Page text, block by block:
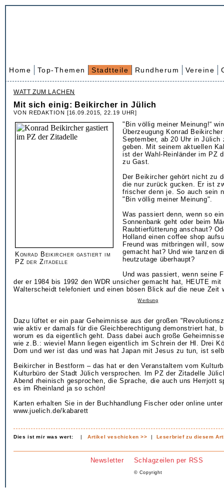
Home Top-Themen Stadtteile Rundherum Vereine
WATT ZUM LACHEN
Mit sich einig: Beikircher in Jülich
VON REDAKTION [16.09.2015, 22.19 UHR]
Konrad Beikircher gastiert im
PZ der Zitadelle
"Bin völlig meiner Meinung!“
Überzeugung Konrad
September, ab 20 Uhr in Jülich
geben. Mit seinem aktuellen
ist der Wahl-Reinländer im PZ
zu Gast.
Der Beikircher gehört nicht zu
die nur zurück gucken. Er ist
frischer denn je. So auch sein
"Bin völlig meiner Meinung".
Was passiert denn, wenn so
Sonnenbank geht oder beim
Raubtierfütterung anschaut?
Holland einen coffee shop
Freund was mitbringen will,
gemacht hat? Und wie tanzen
heutzutage überhaupt?
Und was passiert, wenn seine
der er 1984 bis 1992 den WDR unsicher gemacht hat, HEUTE mit
Walterscheidt telefoniert und einen bösen Blick auf die neue Zeit
Werbung
Dazu lüftet er ein paar Geheimnisse aus der großen
wie aktiv er damals für die Gleichberechtigung demonstriert hat,
worum es da eigentlich geht. Dass dabei auch große
wie z.B.: wieviel Mann liegen eigentlich im Schrein der Hl. Drei
Dom und wer ist das und was hat Japan mit Jesus zu tun, ist
Beikircher in Bestform – das hat er den Veranstaltern vom
Kulturbüro der Stadt Jülich versprochen. Im PZ der Zitadelle
Abend rheinisch gesprochen, die Sprache, die auch uns Herrjott
es im Rheinland ja so schön!
Karten erhalten Sie in der Buchhandlung Fischer oder online unter
www.juelich.de/kabarett
Dies ist mir was wert: |Artikel veschicken >> | Leserbrief zu diesem
Newsletter Schlagzeilen per RSS
© Copyright